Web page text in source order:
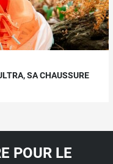
SA CHAUSSURE
POUR LE